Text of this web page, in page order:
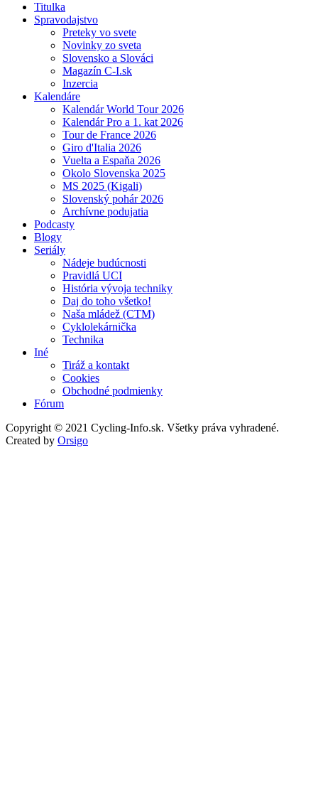
Titulka
Spravodajstvo
Preteky vo svete
Novinky zo sveta
Slovensko a Slováci
Magazín C-I.sk
Inzercia
Kalendáre
Kalendár World Tour 2026
Kalendár Pro a 1. kat 2026
Tour de France 2026
Giro d'Italia 2026
Vuelta a Espaňa 2026
Okolo Slovenska 2025
MS 2025 (Kigali)
Slovenský pohár 2026
Archívne podujatia
Podcasty
Blogy
Seriály
Nádeje budúcnosti
Pravidlá UCI
História vývoja techniky
Daj do toho všetko!
Naša mládež (CTM)
Cyklolekárnička
Technika
Iné
Tiráž a kontakt
Cookies
Obchodné podmienky
Fórum
Copyright © 2021 Cycling-Info.sk. Všetky práva vyhradené.
Created by Orsigo